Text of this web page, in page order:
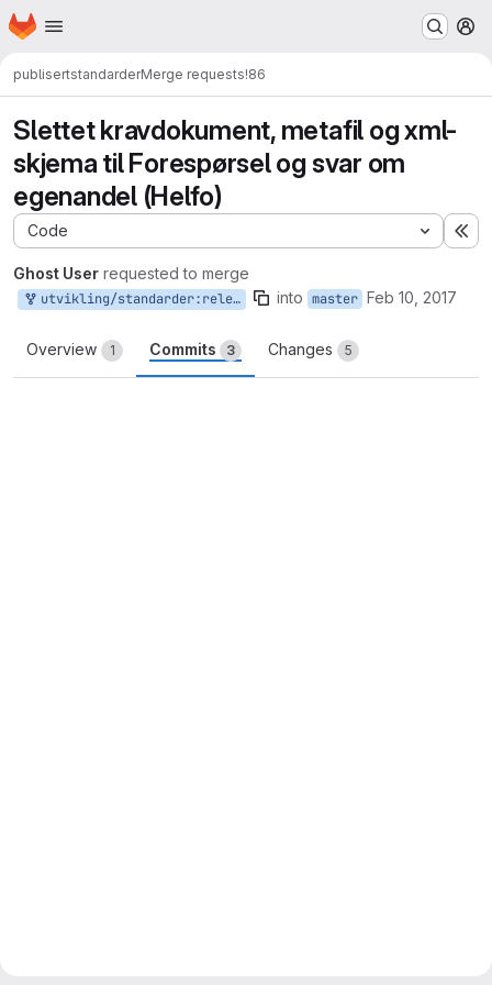
Skip to main content
Homepage
publisertstandarderMerge requests!86
Slettet kravdokument, metafil og xml-
skjema til Forespørsel og svar om
egenandel (Helfo)
Code
Ghost User requested to merge
utvikling/standarder:release into master Feb 10, 2017
Overview 1 Commits 3 Changes 5